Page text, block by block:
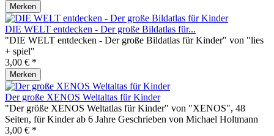
Merken
DIE WELT entdecken - Der große Bildatlas für...
"DIE WELT entdecken - Der große Bildatlas für Kinder" von "lies
+ spiel"
3,00 € *
Merken
Der große XENOS Weltaltas für Kinder
"Der größe XENOS Weltatlas für Kinder" von "XENOS", 48
Seiten, für Kinder ab 6 Jahre Geschrieben von Michael Holtmann
3,00 € *